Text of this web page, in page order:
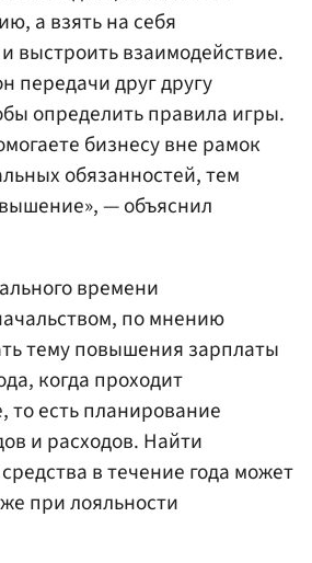
а взять на себя
выстроить взаимодействие.
передачи друг другу
определить правила игры.
бизнесу вне рамок
обязанностей, тем
— объяснил
времени
по мнению
тему повышения зарплаты
когда проходит
есть планирование
и расходов. Найти
в течение года может
при лояльности